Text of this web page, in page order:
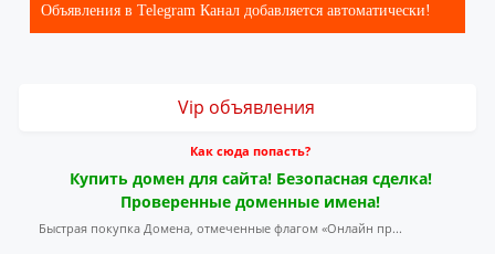
Объявления в Telegram Канал добавляется автоматически!
Vip объявления
Как сюда попасть?
Купить домен для сайта! Безопасная сделка!
Проверенные доменные имена!
Быстрая покупка Домена, отмеченные флагом «Онлайн пр...